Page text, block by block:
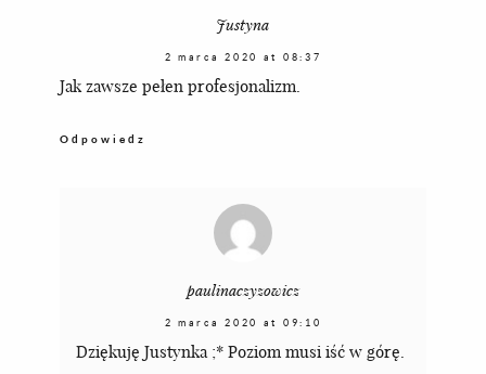
Justyna
2 marca 2020 at 08:37
Jak zawsze pełen profesjonalizm.
Odpowiedz
paulinaczyzowicz
2 marca 2020 at 09:10
Dziękuję Justynka ;* Poziom musi iść w górę.